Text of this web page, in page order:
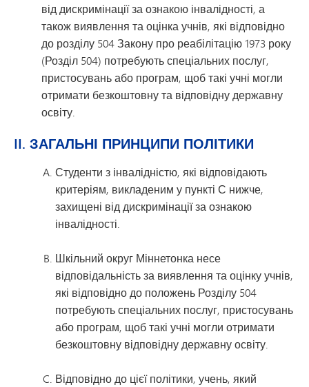
від дискримінації за ознакою інвалідності, а
також виявлення та оцінка учнів, які відповідно
до розділу 504 Закону про реабілітацію 1973 року
(Розділ 504) потребують спеціальних послуг,
пристосувань або програм, щоб такі учні могли
отримати безкоштовну та відповідну державну
освіту.
II. ЗАГАЛЬНІ ПРИНЦИПИ ПОЛІТИКИ
Студенти з інвалідністю, які відповідають
критеріям, викладеним у пункті С нижче,
захищені від дискримінації за ознакою
інвалідності.
Шкільний округ Міннетонка несе
відповідальність за виявлення та оцінку учнів,
які відповідно до положень Розділу 504
потребують спеціальних послуг, пристосувань
або програм, щоб такі учні могли отримати
безкоштовну відповідну державну освіту.
Відповідно до цієї політики, учень, який